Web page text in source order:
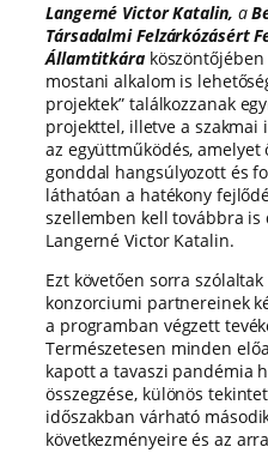
Langerné Victor Katalin, a
Társadalmi Felzárkózásért
Államtitkáraköszöntőjében
mostani alkalom is
projektek” találkozzanak
projekttel, illetve a
az együttműködés, amelyet
gonddal hangsúlyozott és
láthatóan a hatékony
szellemben kell továbbra is
Langerné Victor Katalin.
Ezt követően sorra
konzorciumi partnereinek
a programban végzett
Természetesen minden
kapott a tavaszi pandémia
összegzése, különös
időszakban várható
következményeire és az